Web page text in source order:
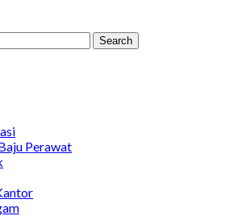
Search
Perawat